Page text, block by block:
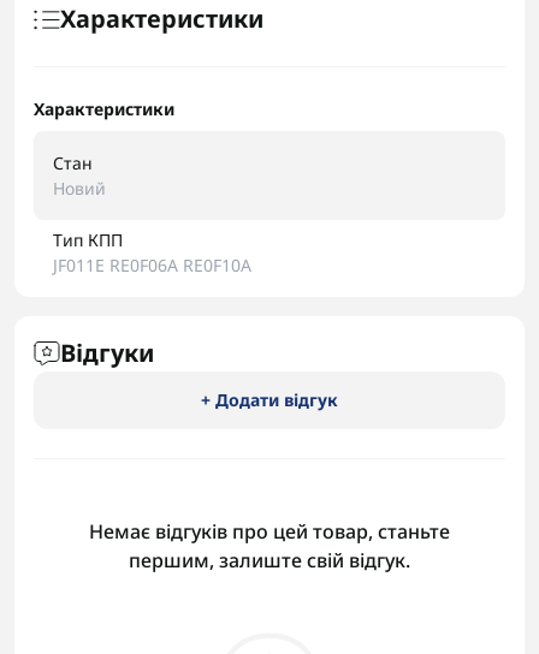
Характеристики
Характеристики
Стан
Новий
Тип КПП
JF011E RE0F06A RE0F10A
Відгуки
+ Додати відгук
Немає відгуків про цей товар, станьте
першим, залиште свій відгук.